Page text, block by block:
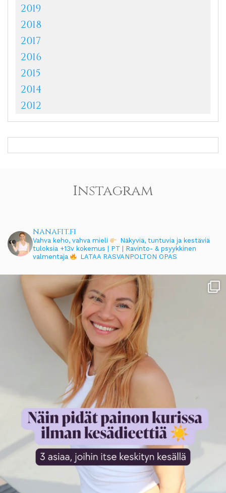
2019
2018
2017
2016
2015
2014
2012
Instagram
nanafit.fi
Vahva keho, vahva mieli
Näkyviä, tuntuvia ja kestäviä
tuloksia +13v kokemus | PT | Ravinto- & psyykkinen
valmentaja
LATAA RASVANPOLTON OPAS